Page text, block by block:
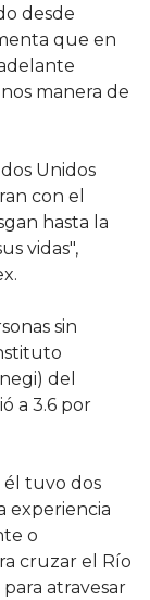
desde
que en
manera de
Unidos
con el
hasta la
vidas",
sin
del
a 3.6 por
él tuvo dos
experiencia
o
cruzar el Río
atravesar